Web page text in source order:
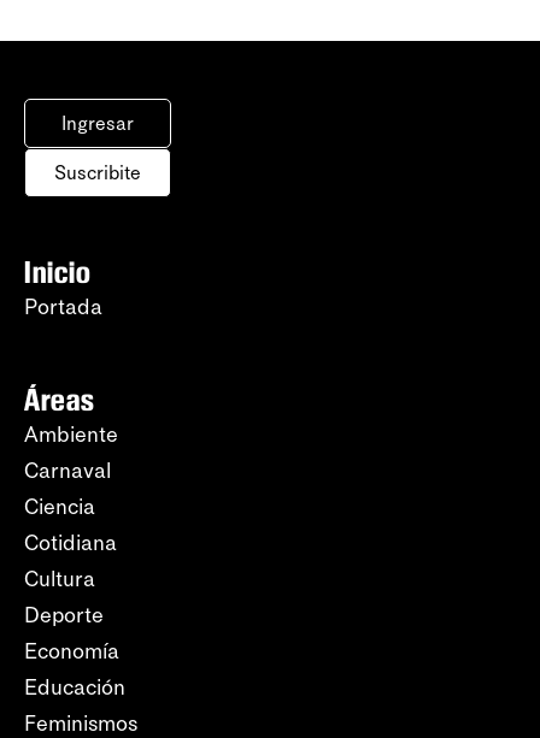
Ingresar
Suscribite
Inicio
Portada
Áreas
Ambiente
Carnaval
Ciencia
Cotidiana
Cultura
Deporte
Economía
Educación
Feminismos